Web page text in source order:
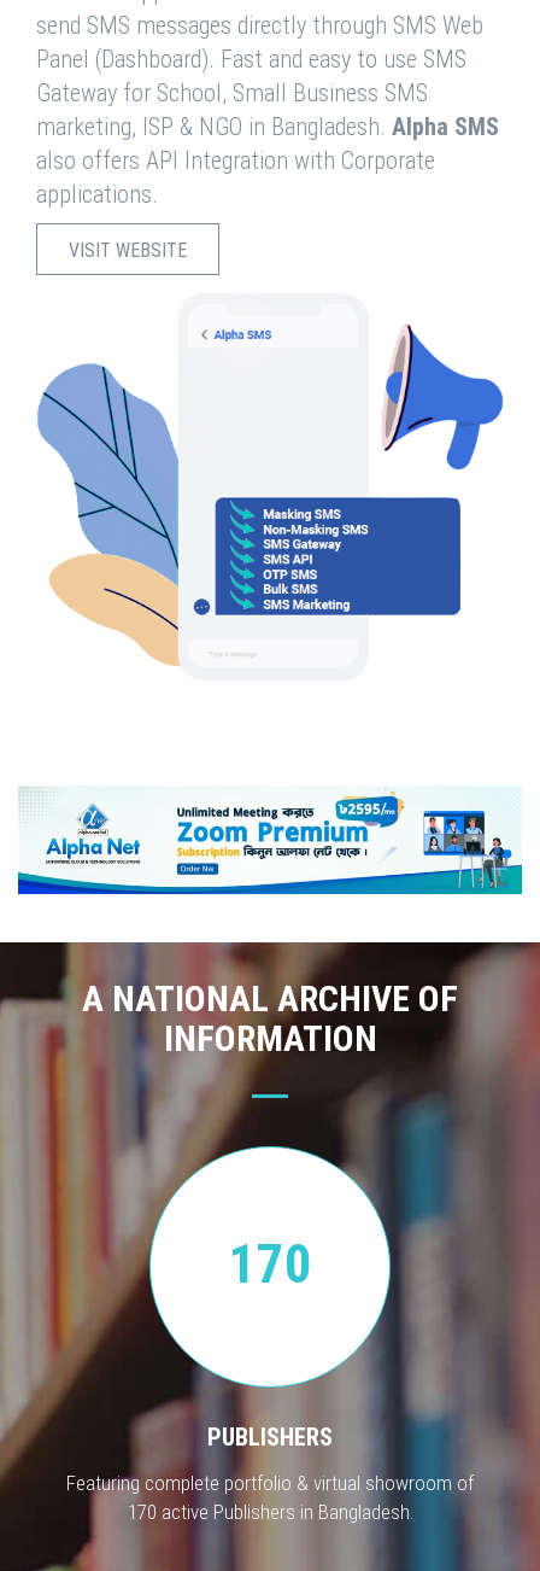
send SMS messages directly through SMS Web
Panel (Dashboard). Fast and easy to use SMS
Gateway for School, Small Business SMS
marketing, ISP & NGO in Bangladesh. Alpha SMS
also offers API Integration with Corporate
applications.
VISIT WEBSITE
A NATIONAL ARCHIVE OF
INFORMATION
170
PUBLISHERS
Featuring complete portfolio & virtual showroom of
170 active Publishers in Bangladesh.